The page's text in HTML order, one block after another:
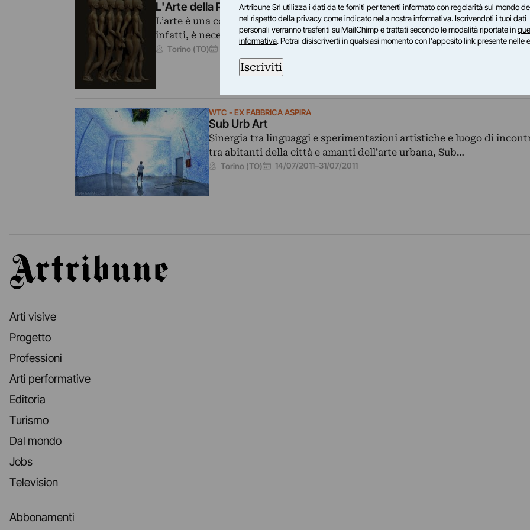
L'Arte della Retorica
L’arte è una continua modulazione retorica. Per riconoscere un’opera di valore
infatti, è necessario qualcosa che l’occhio non può…
Torino (TO)
WTC - EX FABBRICA ASPIRA
Sub Urb Art
Sinergia tra linguaggi e sperimentazioni artistiche e luogo di
tra abitanti della città e amanti dell’arte urbana, Sub…
Torino (TO) 14/07/2011–31/07/2011
Artribune
Arti visive
Progetto
Professioni
Arti performative
Editoria
Turismo
Dal mondo
Jobs
Television
Abbonamenti
Artribune Srl utilizza i dati da te forniti per tenerti informato con regolarità sul mondo
nel rispetto della privacy come indicato nellanostra informativa. Iscrivendoti i tuoi dati
personali verranno trasferiti su MailChimp e trattati secondo le modalità riportate in
informativa. Potrai disiscriverti in qualsiasi momento con l'apposito link presente nelle
Iscriviti